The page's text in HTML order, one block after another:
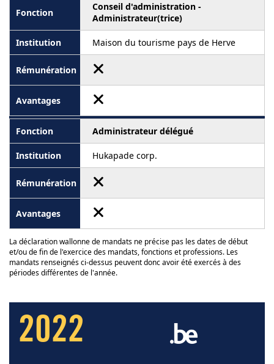
Conseil d'administration -
Administrateur(trice)
Maison du tourisme pays de Herve
Administrateur délégué
Hukapade corp.
La déclaration wallonne de mandats ne précise pas les dates de début
et/ou de fin de l'exercice des mandats, fonctions et professions. Les
mandats renseignés ci-dessus peuvent donc avoir été exercés à des
périodes différentes de l'année.
2022